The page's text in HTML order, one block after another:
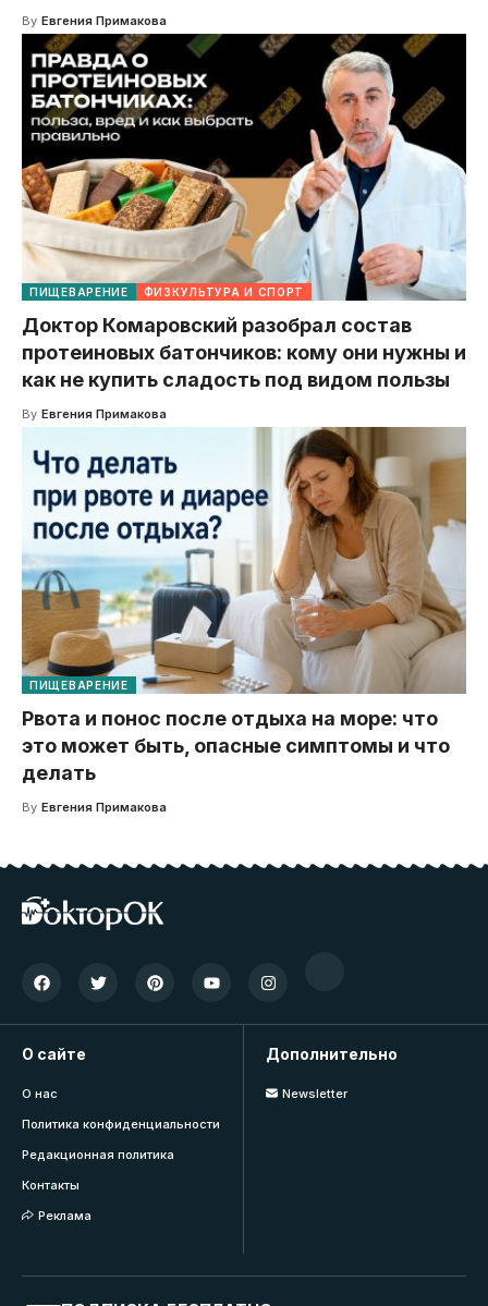
By Евгения Примакова
ПИЩЕВАРЕНИЕ ФИЗКУЛЬТУРА И СПОРТ
Доктор Комаровский разобрал состав
протеиновых батончиков: кому они нужны и
как не купить сладость под видом пользы
By Евгения Примакова
ПИЩЕВАРЕНИЕ
Рвота и понос после отдыха на море: что
это может быть, опасные симптомы и что
делать
By Евгения Примакова
О сайте
О нас
Политика конфиденциальности
Редакционная политика
Контакты
Реклама
Дополнительно
Newsletter